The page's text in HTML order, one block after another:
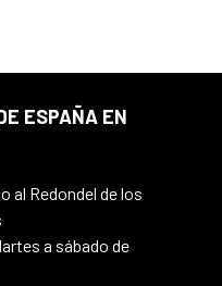
ESPAÑA EN
al Redondel de los
a sábado de